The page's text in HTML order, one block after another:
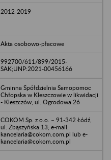
2012-2019
Akta osobowo-płacowe
992700/611/899/2015-
SAK;UNP:2021-00456166
Gminna Spółdzielnia Samopomoc
Chłopska w Kleszczowie w likwidacji
- Kleszczów, ul. Ogrodowa 26
COKOM Sp. z o.o. – 91-342 Łódź,
ul. Zbąszyńska 13; e-mail:
kancelaria@cokom.com.pl lub e-
kancelaria@cokom.com.pl